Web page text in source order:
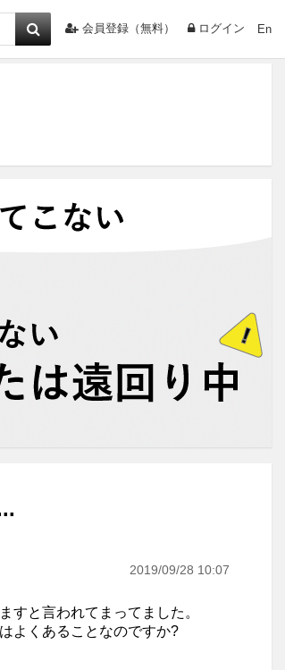
会員登録（無料） ログイン En
2019/09/28 10:07
すと言われてまってました。
よくあることなのですか?